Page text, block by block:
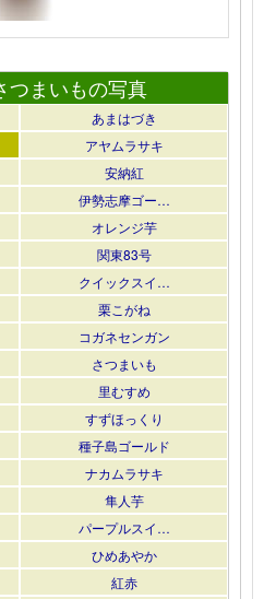
つまいもの写真
あまはづき
アヤムラサキ
安納紅
伊勢志摩ゴー…
オレンジ芋
関東83号
クイックスイ…
栗こがね
コガネセンガン
さつまいも
里むすめ
すずほっくり
種子島ゴールド
ナカムラサキ
隼人芋
パープルスイ…
ひめあやか
紅赤